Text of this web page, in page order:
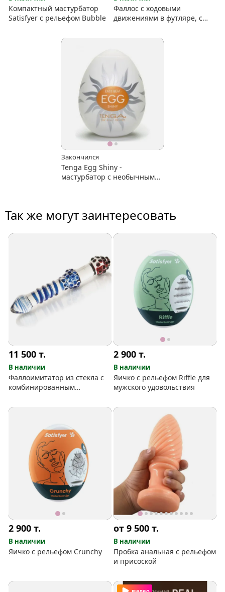
Компактный мастурбатор
Satisfyer с рельефом Bubble
Фаллос с ходовыми
движениями в футляре, с
Закончился
Tenga Egg Shiny -
мастурбатор с необычным
Так же могут заинтересовать
11 500т.
В наличии
Фаллоимитатор из стекла с
комбинированным
2 900т.
В наличии
Яичко с рельефом Riffle для
мужского удовольствия
2 900т.
В наличии
Яичко с рельефом Crunchy
от 9 500т.
В наличии
Пробка анальная с рельефом
и присоской